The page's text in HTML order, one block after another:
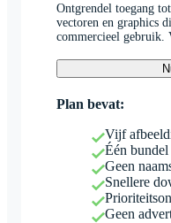
Ontgrendel toegang
vectoren en graphics
commercieel gebruik.
Plan bevat:
Vijf
Één bundel
Geen
Snellere
Geen